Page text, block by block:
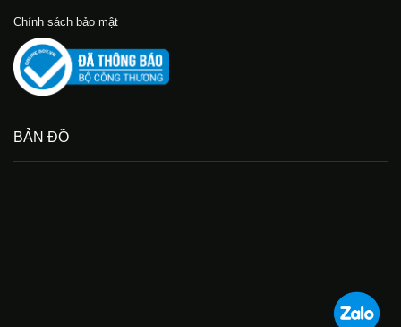
Chính sách bảo mật
BẢN ĐỒ